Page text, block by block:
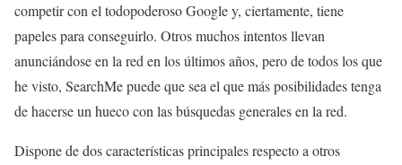
competir con el todopoderoso Google y, ciertamente, tiene
papeles para conseguirlo. Otros muchos intentos llevan
anunciándose en la red en los últimos años, pero de todos los que
he visto, SearchMe puede que sea el que más posibilidades tenga
de hacerse un hueco con las búsquedas generales en la red.
Dispone de dos características principales respecto a otros